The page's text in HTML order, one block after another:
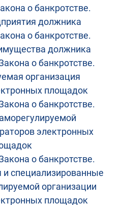
о банкротстве.
должника
о банкротстве.
должника
о банкротстве.
организация
площадок
о банкротстве.
электронных
о банкротстве.
и специализированные
организации
площадок